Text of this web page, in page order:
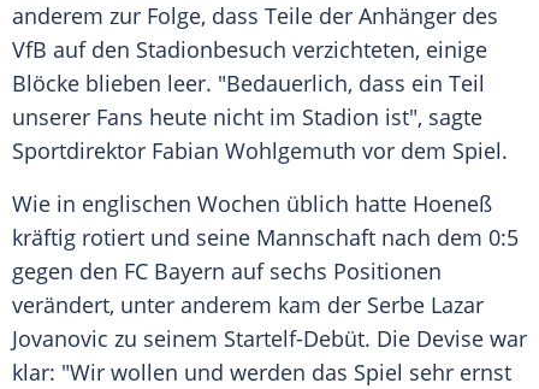
anderem zur Folge, dass Teile der Anhänger des
VfB auf den Stadionbesuch verzichteten, einige
Blöcke blieben leer. "Bedauerlich, dass ein Teil
unserer Fans heute nicht im Stadion ist", sagte
Sportdirektor Fabian Wohlgemuth vor dem Spiel.
Wie in englischen Wochen üblich hatte Hoeneß
kräftig rotiert und seine Mannschaft nach dem 0:5
gegen den FC Bayern auf sechs Positionen
verändert, unter anderem kam der Serbe Lazar
Jovanovic zu seinem Startelf-Debüt. Die Devise war
klar: "Wir wollen und werden das Spiel sehr ernst